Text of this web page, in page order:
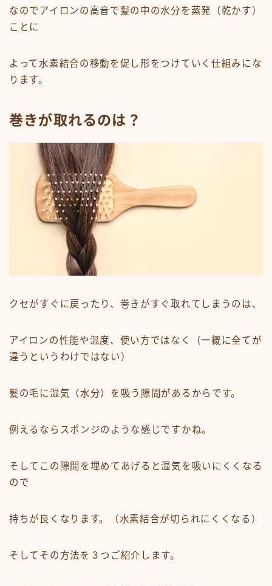
なのでアイロンの高音で髪の中の水分を蒸発（乾かす）
ことに
よって水素結合の移動を促し形をつけていく仕組みにな
ります。
巻きが取れるのは？
クセがすぐに戻ったり、巻きがすぐ取れてしまうのは、
アイロンの性能や温度、使い方ではなく（一概に全てが
違うというわけではない）
髪の毛に湿気（水分）を吸う隙間があるからです。
例えるならスポンジのような感じですかね。
そしてこの隙間を埋めてあげると湿気を吸いにくくなる
ので
持ちが良くなります。（水素結合が切られにくくなる）
そしてその方法を３つご紹介します。